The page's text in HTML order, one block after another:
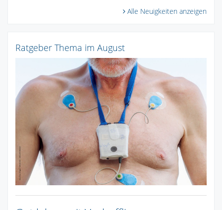
Alle Neuigkeiten anzeigen
Ratgeber Thema im August